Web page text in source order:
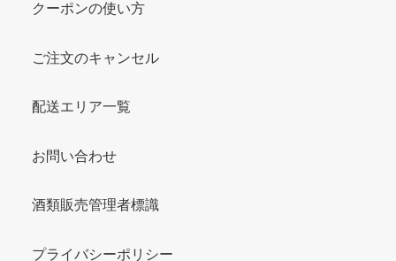
クーポンの使い方
ご注文のキャンセル
配送エリア一覧
お問い合わせ
酒類販売管理者標識
プライバシーポリシー